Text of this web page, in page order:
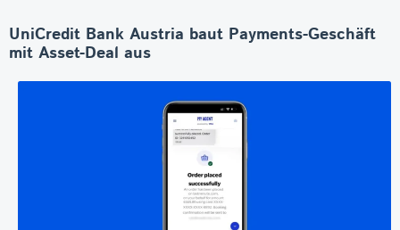
UniCredit Bank Austria baut Payments-Geschäft
mit Asset-Deal aus